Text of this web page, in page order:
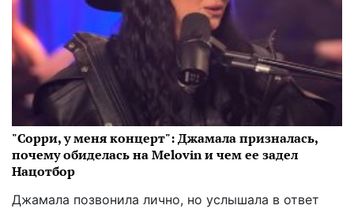
"Сорри, у меня концерт": Джамала призналась,
почему обиделась на Melovin и чем ее задел
Нацотбор
Джамала позвонила лично, но услышала в ответ